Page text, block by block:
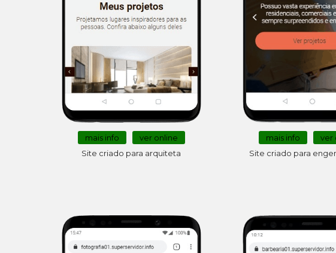
mais info
ver online
Site criado para arquiteta
mais info
ver
Site criado para